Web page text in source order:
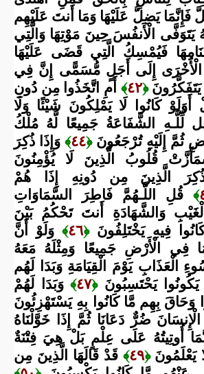
يَضِلُّ عَلَيْهَا وَمَا أَنتَ عَلَيْهِم
يَتَوَفَّى الْأَنفُسَ حِينَ مَوْتِهَا وَالَّتِي
فَيُمْسِكُ الَّتِي قَضَى عَلَيْهَا
إِلَى أَجَلٍ مُّسَمًّى إِنَّ فِي
يَتَفَكَّرُونَ﴿٤٢﴾ أَمِ اتَّخَذُوا مِن دُونِ
أَوَلَوْ كَانُوا لَا يَمْلِكُونَ شَيْئًا وَلَا
لِّلَّـهِ الشَّفَاعَةُ جَمِيعًا لَّهُ مُلْكُ
ثُمَّ إِلَيْهِ تُرْجَعُونَ﴿٤٤﴾ وَإِذَا ذُكِرَ
قُلُوبُ الَّذِينَ لَا يُؤْمِنُونَ
ذُكِرَ الَّذِينَ مِن دُونِهِ إِذَا هُمْ
﴾ قُلِ اللَّـهُمَّ فَاطِرَ السَّمَاوَاتِ
وَالشَّهَادَةِ أَنتَ تَحْكُمُ بَيْنَ
فِيهِ يَخْتَلِفُونَ﴿٤٦﴾ وَلَوْ أَنَّ
فِي الْأَرْضِ جَمِيعًا وَمِثْلَهُ مَعَهُ
الْعَذَابِ يَوْمَ الْقِيَامَةِ وَبَدَا لَهُم
يَكُونُوا يَحْتَسِبُونَ﴿٤٧﴾ وَبَدَا لَهُمْ
بِهِم مَّا كَانُوا بِهِ يَسْتَهْزِئُونَ
ضُرٌّ دَعَانَا ثُمَّ إِذَا خَوَّلْنَاهُ
أُوتِيتُهُ عَلَى عِلْمٍ بَلْ هِيَ فِتْنَةٌ
يَعْلَمُونَ﴿٤٩﴾ قَدْ قَالَهَا الَّذِينَ مِن